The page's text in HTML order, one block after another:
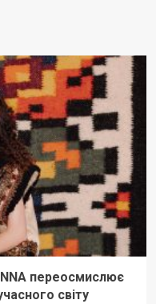
переосмислює
світу